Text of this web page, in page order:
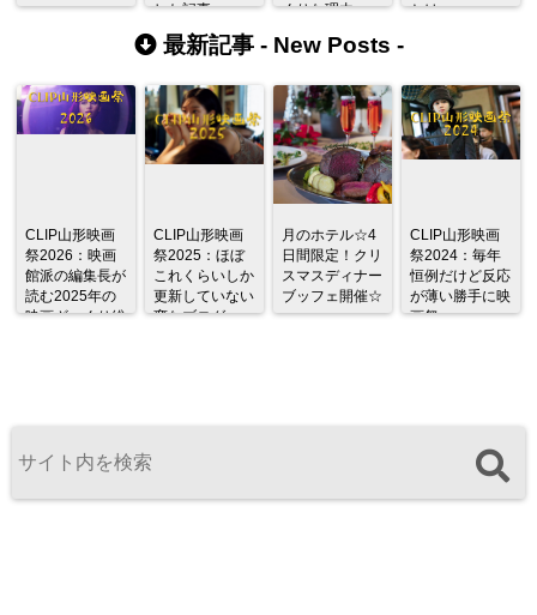
した記事
くりな理由
とは
最新記事 - New Posts -
CLIP山形映画
祭2026：映画
館派の編集長が
読む2025年の
映画ざっくり総
CLIP山形映画
祭2025：ほぼ
これくらいしか
更新していない
変なブログ
月のホテル☆4
日間限定！クリ
スマスディナー
ブッフェ開催☆
CLIP山形映画
祭2024：毎年
恒例だけど反応
が薄い勝手に映
画祭